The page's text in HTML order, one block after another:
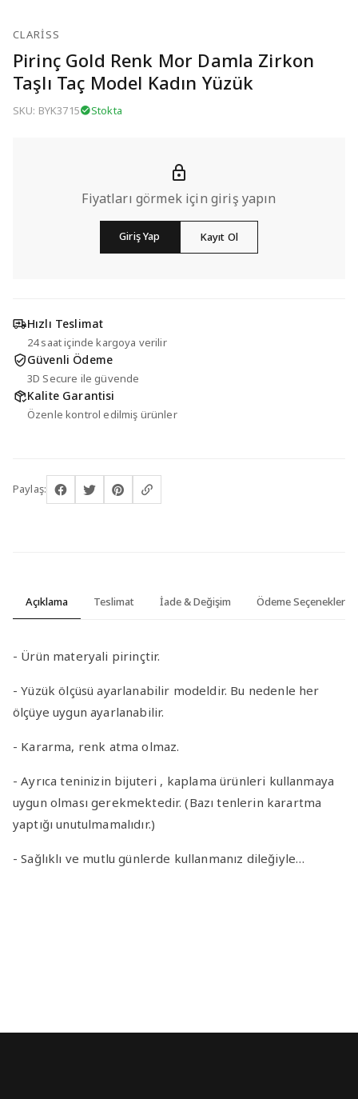
CLARISS
Pirinç Gold Renk Mor Damla Zirkon
Taşlı Taç Model Kadın Yüzük
SKU: BYK3715 Stokta
Fiyatları görmek için giriş yapın
Giriş Yap Kayıt Ol
Hızlı Teslimat
24 saat içinde kargoya verilir
Güvenli Ödeme
3D Secure ile güvende
Kalite Garantisi
Özenle kontrol edilmiş ürünler
Paylaş:
Açıklama Teslimat İade & Değişim Ödeme Seçenekleri
- Ürün materyali pirinçtir.
- Yüzük ölçüsü ayarlanabilir modeldir. Bu nedenle her
ölçüye uygun ayarlanabilir.
- Kararma, renk atma olmaz.
- Ayrıca teninizin bijuteri , kaplama ürünleri kullanmaya
uygun olması gerekmektedir. (Bazı tenlerin karartma
yaptığı unutulmamalıdır.)
- Sağlıklı ve mutlu günlerde kullanmanız dileğiyle…